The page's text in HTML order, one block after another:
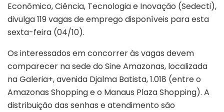
Econômico, Ciência, Tecnologia e Inovação (Sedecti),
divulga 119 vagas de emprego disponíveis para esta
sexta-feira (04/10).
Os interessados em concorrer às vagas devem
comparecer na sede do Sine Amazonas, localizada
na Galeria+, avenida Djalma Batista, 1.018 (entre o
Amazonas Shopping e o Manaus Plaza Shopping). A
distribuição das senhas e atendimento são